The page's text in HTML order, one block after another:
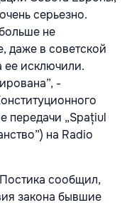
серьезно.
не
даже в советской
ее исключили.
-
передачи „Spațiul
на Radio
сообщил,
закона бывшие